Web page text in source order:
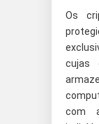
Os
cujas
com